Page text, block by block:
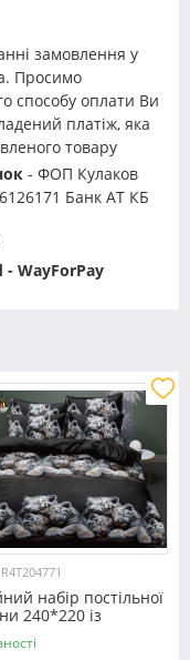
замовлення у
Просимо
способу оплати Ви
платіж, яка
товару
- ФОП Кулаков
Банк АТ КБ
WayForPay
набір постільної
240*220 із
№204771